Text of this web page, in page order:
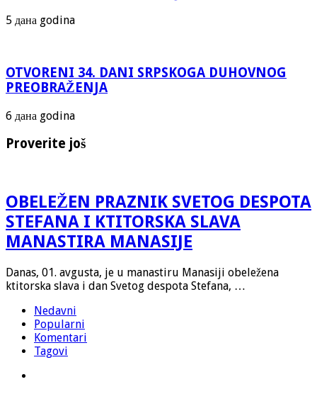
5 дана godina
OTVORENI 34. DANI SRPSKOGA DUHOVNOG
PREOBRAŽENJA
6 дана godina
Proverite još
OBELEŽEN PRAZNIK SVETOG DESPOTA
STEFANA I KTITORSKA SLAVA
MANASTIRA MANASIJE
Danas, 01. avgusta, je u manastiru Manasiji obeležena
ktitorska slava i dan Svetog despota Stefana, …
Nedavni
Popularni
Komentari
Tagovi